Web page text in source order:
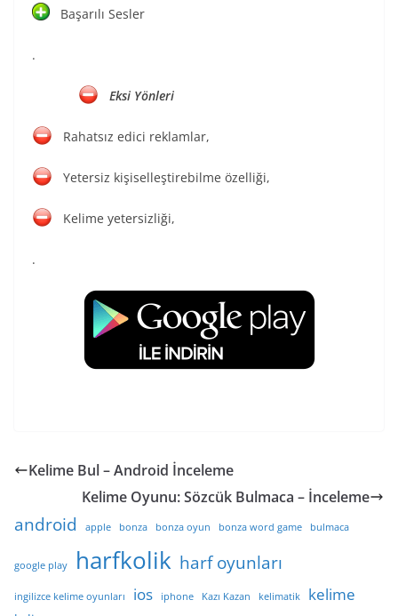
Başarılı Sesler
.
Eksi Yönleri
Rahatsız edici reklamlar,
Yetersiz kişiselleştirebilme özelliği,
Kelime yetersizliği,
.
Kelime Bul – Android İnceleme
Kelime Oyunu: Sözcük Bulmaca – İnceleme
android apple bonza bonza oyun bonza word game bulmaca
google play harfkolik harf oyunları
ingilizce kelime oyunları ios iphone Kazı Kazan kelimatik kelime